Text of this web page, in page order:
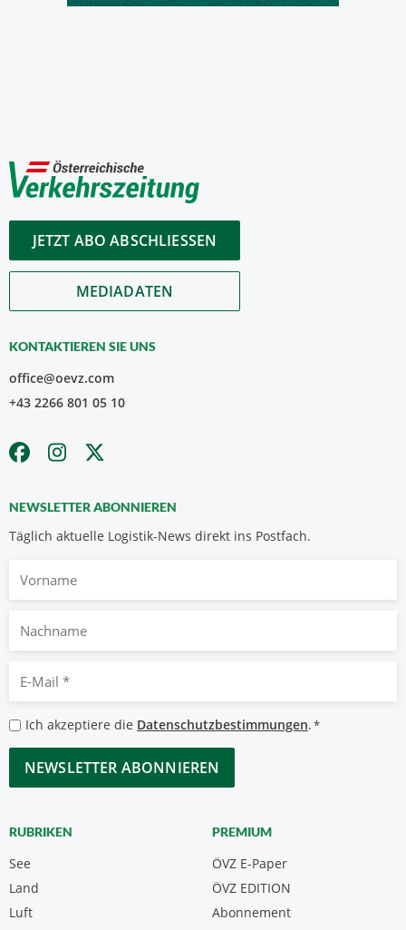
JETZT ABO ABSCHLIESSEN
MEDIADATEN
KONTAKTIEREN SIE UNS
office@oevz.com
+43 2266 801 05 10
NEWSLETTER ABONNIEREN
Täglich aktuelle Logistik-News direkt ins Postfach.
Nachname
Mail
*
Datenschutzbestimmungen
*
Ich akzeptiere die Datenschutzbestimmungen.*
CAPTCHA
RUBRIKEN
See
Land
Luft
PREMIUM
ÖVZ E-Paper
Abonnement
ÖVZ EDITION